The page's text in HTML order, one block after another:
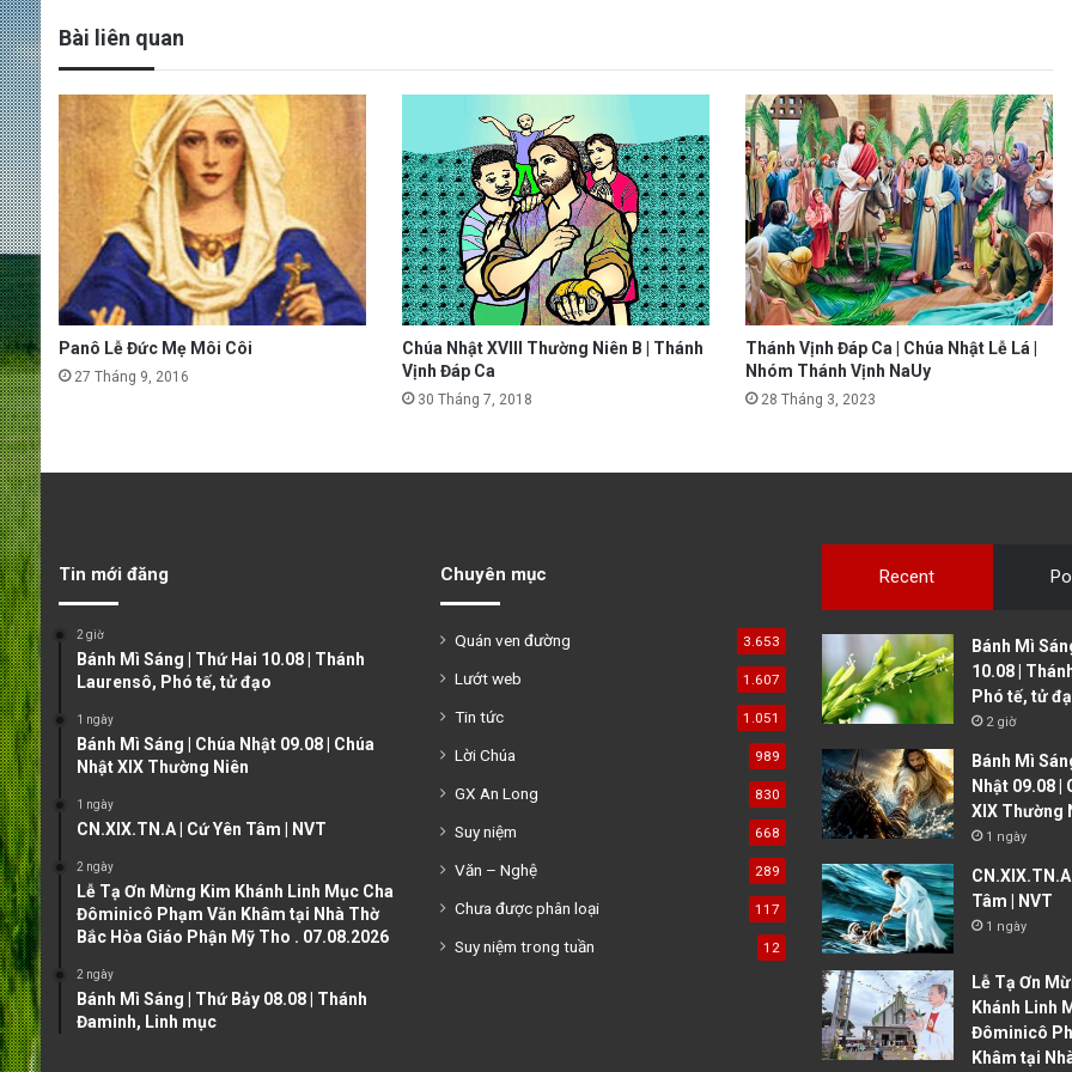
Bài liên quan
Panô Lễ Đức Mẹ Môi Côi
27 Tháng 9, 2016
Chúa Nhật XVIII Thường Niên B | Thánh
Vịnh Đáp Ca
30 Tháng 7, 2018
Thánh Vịnh Đáp Ca | Chúa Nhật Lễ Lá |
Nhóm Thánh Vịnh NaUy
28 Tháng 3, 2023
Tin mới đăng
2 giờ
Bánh Mì Sáng | Thứ Hai 10.08 | Thánh
Laurensô, Phó tế, tử đạo
1 ngày
Bánh Mì Sáng | Chúa Nhật 09.08 | Chúa
Nhật XIX Thường Niên
1 ngày
CN.XIX.TN.A | Cứ Yên Tâm | NVT
2 ngày
Lễ Tạ Ơn Mừng Kim Khánh Linh Mục Cha
Đôminicô Phạm Văn Khâm tại Nhà Thờ
Bắc Hòa Giáo Phận Mỹ Tho . 07.08.2026
2 ngày
Bánh Mì Sáng | Thứ Bảy 08.08 | Thánh
Đaminh, Linh mục
Chuyên mục
Quán ven đường 3.653
Lướt web 1.607
Tin tức 1.051
Lời Chúa 989
GX An Long 830
Suy niệm 668
Văn – Nghệ 289
Chưa được phân loại 117
Suy niệm trong tuần 12
Recent
Bánh Mì
10.08 |
Phó tế, tử
2 giờ
Bánh Mì
Nhật 09.08 |
XIX Thường
1 ngày
Tâm | NVT
1 ngày
Lễ Tạ Ơn
Khánh Linh
Đôminicô
Khâm tại